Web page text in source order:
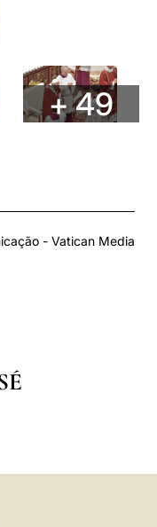
+ 49
- Vatican Media